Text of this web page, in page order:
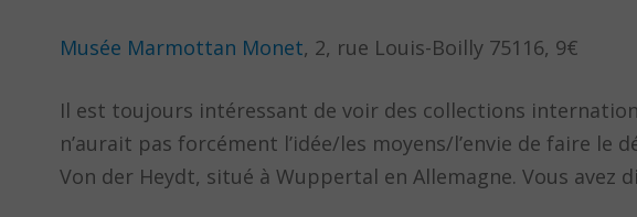
Musée Marmottan Monet, 2, rue Louis-Boilly 75116, 9€
Il est toujours intéressant de voir des collections
n’aurait pas forcément l’idée/les moyens/l’envie de faire le
Von der Heydt, situé à Wuppertal en Allemagne. Vous avez